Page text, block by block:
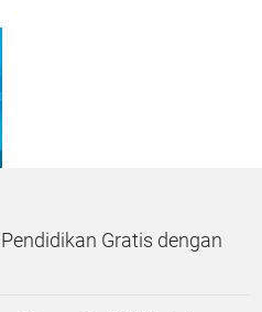
Gratis dengan